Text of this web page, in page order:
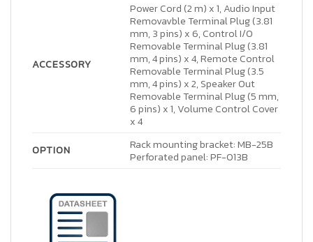
ACCESSORY
Power Cord (2 m) x 1, Audio Input
Removavble Terminal Plug (3.81
mm, 3 pins) x 6, Control I/O
Removable Terminal Plug (3.81
mm, 4 pins) x 4, Remote Control
Removable Terminal Plug (3.5
mm, 4 pins) x 2, Speaker Out
Removable Terminal Plug (5 mm,
6 pins) x 1, Volume Control Cover
x 4
OPTION
Rack mounting bracket: MB-25B
Perforated panel: PF-013B